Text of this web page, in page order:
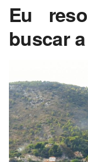
Eu
buscar